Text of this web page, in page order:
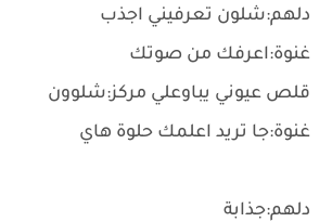
دلهم:شلون تعرفيني اجذب
غنوة:اعرفك من صوتك
قلص عيوني يباوعلي مركز:شلوون
غنوة:جا تريد اعلمك حلوة هاي
دلهم:جذابة